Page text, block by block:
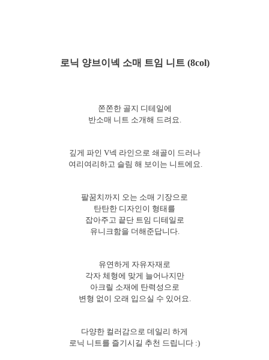
로닉 양브이넥 소매 트임 니트 (8col)
쫀쫀한 골지 디테일에
반소매 니트 소개해 드려요.
깊게 파인 V넥 라인으로 쇄골이 드러나
여리여리하고 슬림 해 보이는 니트에요.
팔꿈치까지 오는 소매 기장으로
탄탄한 디자인이 형태를
잡아주고 끝단 트임 디테일로
유니크함을 더해준답니다.
유연하게 자유자재로
각자 체형에 맞게 늘어나지만
아크릴 소재에 탄력성으로
변형 없이 오래 입으실 수 있어요.
다양한 컬러감으로 데일리 하게
로닉 니트를 즐기시길 추천 드립니다 :)